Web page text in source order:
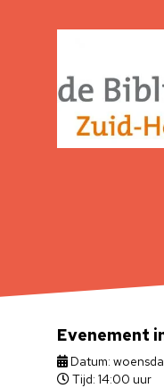
Evenement
Datum:
Tijd: 14:00 uur